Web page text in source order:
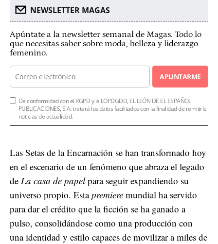
NEWSLETTER MAGAS
Apúntate a la newsletter semanal de Magas. Todo lo
que necesitas saber sobre moda, belleza y liderazgo
femenino.
APUNTARME
De conformidad con el RGPD y la LOPDGDD, EL LEÓN DE EL ESPAÑOL
PUBLICACIONES, S.A. tratará los datos facilitados con la finalidad de remitirle
noticias de actualidad.
Las Setas de la Encarnación se han transformado hoy
en el escenario de un fenómeno que abraza el legado
de La casa de papelpara seguir expandiendo su
universo propio. Estapremiere mundial ha servido
para dar el crédito que la ficción se ha ganado a
pulso, consolidándose como una producción con
una identidad y estilo capaces de movilizar a miles de